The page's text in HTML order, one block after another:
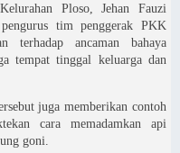
Ploso, Jehan Fauzi
tim penggerak PKK
terhadap ancaman bahaya
tempat tinggal keluarga dan
juga memberikan contoh
cara memadamkan api
goni.